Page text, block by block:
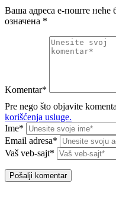
Ваша адреса е-поште неће
означена *
Komentar*
Pre nego što objavite
korišćenja usluge.
Ime*
Email adresa*
Vaš veb-sajt*